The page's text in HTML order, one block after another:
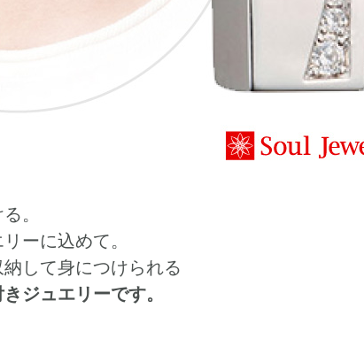
。
ーに込めて。
して身につけられる
ジュエリーです。